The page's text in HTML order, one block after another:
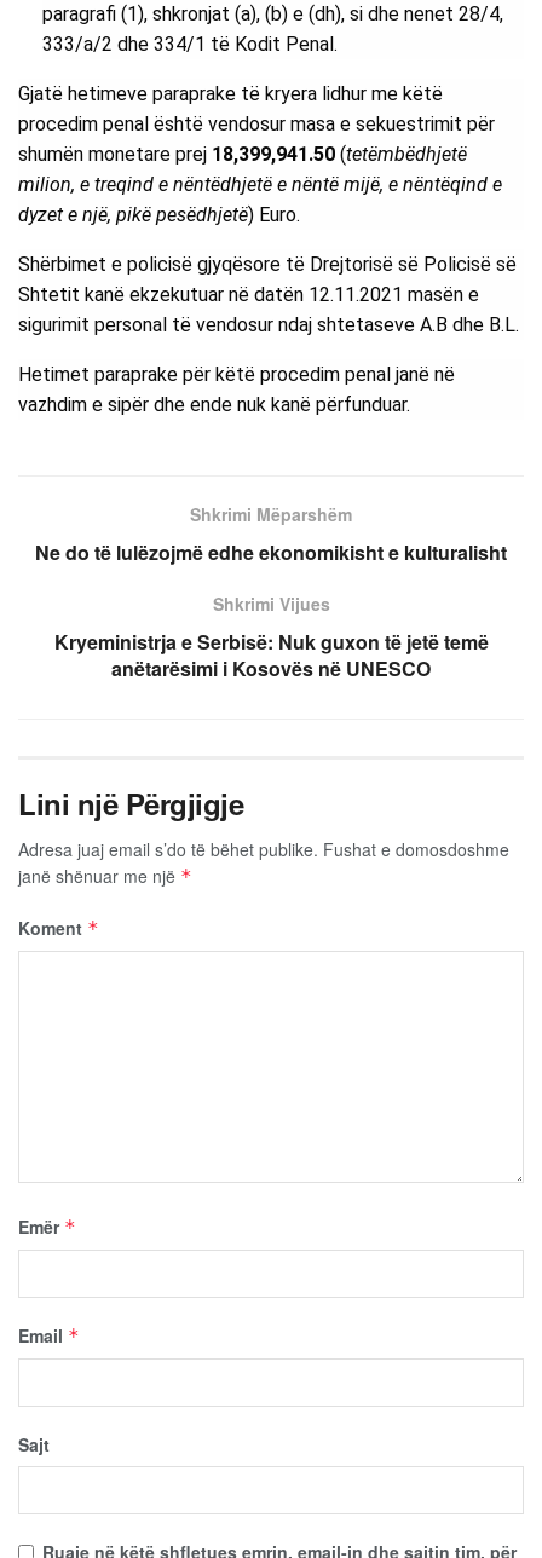
paragrafi (1), shkronjat (a), (b) e (dh), si dhe nenet 28/4,
333/a/2 dhe 334/1 të Kodit Penal.
Gjatë hetimeve paraprake të kryera lidhur me këtë
procedim penal është vendosur masa e sekuestrimit për
shumën monetare prej 18,399,941.50 (tetëmbëdhjetë
milion, e treqind e nëntëdhjetë e nëntë mijë, e nëntëqind e
dyzet e një, pikë pesëdhjetë) Euro.
Shërbimet e policisë gjyqësore të Drejtorisë së Policisë së
Shtetit kanë ekzekutuar në datën 12.11.2021 masën e
sigurimit personal të vendosur ndaj shtetaseve A.B dhe B.L.
Hetimet paraprake për këtë procedim penal janë në
vazhdim e sipër dhe ende nuk kanë përfunduar.
Shkrimi Mëparshëm
Ne do të lulëzojmë edhe ekonomikisht e kulturalisht
Shkrimi Vijues
Kryeministrja e Serbisë: Nuk guxon të jetë temë
anëtarësimi i Kosovës në UNESCO
Lini një Përgjigje
Adresa juaj email s’do të bëhet publike. Fushat e domosdoshme
janë shënuar me një *
Koment *
Emër *
Email *
Sajt
Ruaje në këtë shfletues emrin, email-in dhe sajtin tim, për